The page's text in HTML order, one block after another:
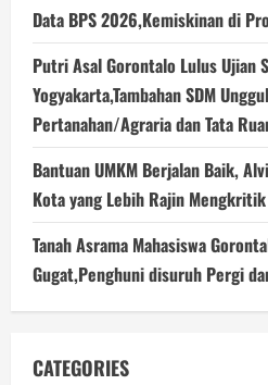
Data BPS 2026,Kemiskinan di
Putri Asal Gorontalo Lulus Ujian
Yogyakarta,Tambahan SDM
Pertanahan/Agraria dan Tata
Bantuan UMKM Berjalan Baik,
Kota yang Lebih Rajin
Tanah Asrama Mahasiswa
Gugat,Penghuni disuruh Pergi
CATEGORIES